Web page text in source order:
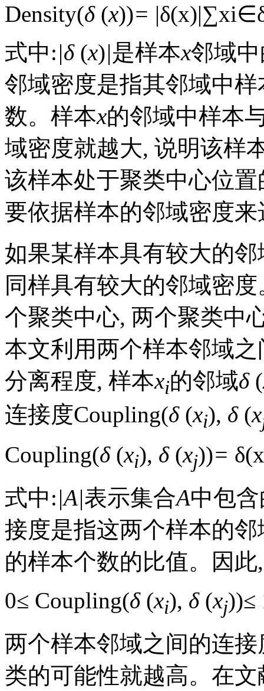
Density(δ (x))= |δ(x)|∑xi∈
式中:|δ (x)|是样本x邻域
邻域密度是指其邻域中样
数。样本x的邻域中样本
域密度就越大, 说明该样
该样本处于聚类中心位
要依据样本的邻域密度
如果某样本具有较大的
同样具有较大的邻域密
个聚类中心, 两个聚类中
本文利用两个样本邻域
分离程度, 样本xi的邻域δ (
连接度Coupling(δ (xi), δ (x
Coupling(δ (xi), δ (xj))= δ(x
式中:|A|表示集合A中包
接度是指这两个样本的
的样本个数的比值。因
0≤ Coupling(δ (xi), δ (xj))≤
两个样本邻域之间的连
类的可能性就越高。在